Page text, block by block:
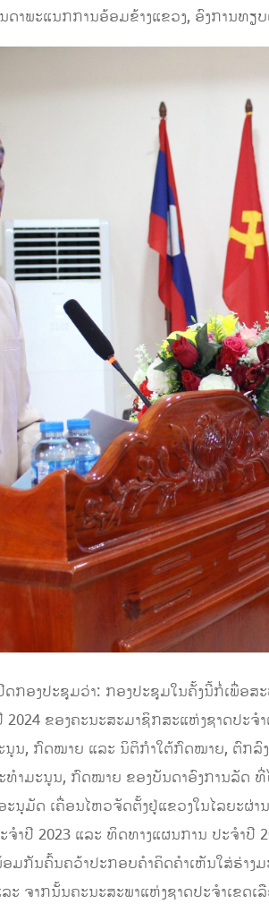
ດາພະແນກການອ້ອມຂ້າງແຂວງ, ອົງການທຽ
ກອງປະຊຸມວ່າ: ກອງປະຊຸມໃນຄັ້ງນີ້ກໍ່ເພື່ອສ
ຂອງຄະນະສະມາຊິກສະແຫ່ງຊາດປະ
ນູນ, ກົດໝາຍ ແລະ ນິຕິກຳໃຕ້ກົດໝາຍ, ຕົກ
ຳມະນູນ, ກົດໝາຍ ຂອງບັນດາອົງການລັດ
ນຸມັດ ເຄື່ອນໄຫວຈັດຕັ້ງຢູ່ແຂວງໃນໄລຍະຜ່
ຈໍາປີ 2023 ແລະ ທິດທາງແຜນການ ປະຈໍາ
ກັນຄົ້ນຄວ້າປະກອບຄໍາຄິດຄໍາເຫັນໃສ່ຮ່າງ
ຈາກນັ້ນຄະນະສະພາແຫ່ງຊາດປະຈໍາເຂດເ